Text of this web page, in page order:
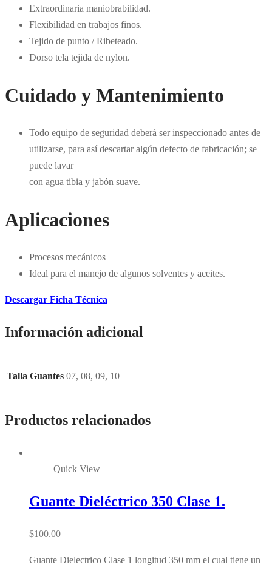
Extraordinaria maniobrabilidad.
Flexibilidad en trabajos finos.
Tejido de punto / Ribeteado.
Dorso tela tejida de nylon.
Cuidado y Mantenimiento
Todo equipo de seguridad deberá ser inspeccionado antes de
utilizarse, para así descartar algún defecto de fabricación; se
puede lavar
con agua tibia y jabón suave.
Aplicaciones
Procesos mecánicos
Ideal para el manejo de algunos solventes y aceites.
Descargar Ficha Técnica
Información adicional
Talla Guantes 07, 08, 09, 10
Productos relacionados
Quick View
Guante Dieléctrico 350 Clase 1.
$100.00
Guante Dielectrico Clase 1 longitud 350 mm el cual tiene un